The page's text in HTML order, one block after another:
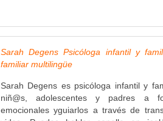
Sarah Degens Psicóloga infantil y
familiar multilingüe
Sarah Degens es psicóloga infantil y
niñ@s, adolescentes y padres a
emocionales yguiarlos a través de